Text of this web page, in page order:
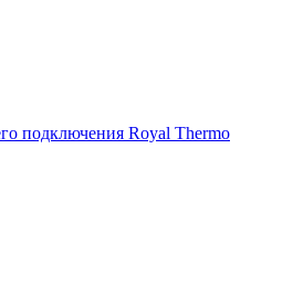
подключения Royal Thermo